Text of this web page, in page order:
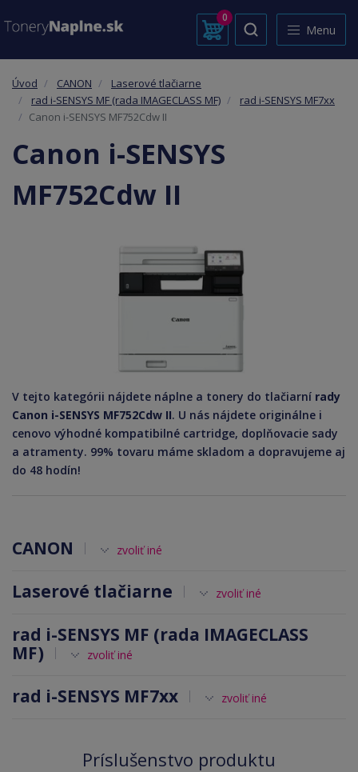
0
Menu
Úvod CANON
Laserové tlačiarne
rad i-SENSYS MF (rada IMAGECLASS MF)
rad i-SENSYS MF7xx
Canon i-SENSYS MF752Cdw II
Canon i-SENSYS
MF752Cdw II
V tejto kategórii nájdete náplne a tonery do tlačiarní rady
Canon i-SENSYS MF752Cdw II. U nás nájdete originálne i
cenovo výhodné kompatibilné cartridge, doplňovacie sady
a atramenty. 99% tovaru máme skladom a dopravujeme aj
do 48 hodín!
CANON zvoliť iné
Laserové tlačiarne zvoliť iné
rad i-SENSYS MF (rada IMAGECLASS
MF)
zvoliť iné
rad i-SENSYS MF7xx zvoliť iné
Príslušenstvo produktu